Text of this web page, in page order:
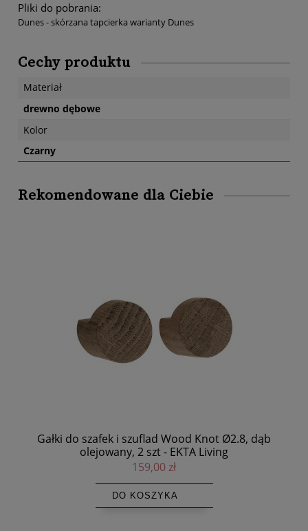
Pliki do pobrania:
Dunes - skórzana tapcierka warianty Dunes
Cechy produktu
Materiał
drewno dębowe
Kolor
Czarny
Rekomendowane dla Ciebie
Gałki do szafek i szuflad Wood Knot Ø2.8, dąb
olejowany, 2 szt - EKTA Living
159,00 zł
DO KOSZYKA